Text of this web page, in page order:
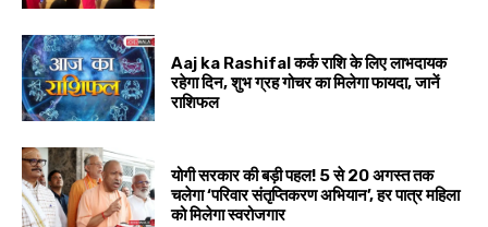
Aaj ka Rashifal कर्क राशि के लिए लाभदायक
रहेगा दिन, शुभ ग्रह गोचर का मिलेगा फायदा, जानें
राशिफल
योगी सरकार की बड़ी पहल! 5 से 20 अगस्त तक
चलेगा ‘परिवार संतृप्तिकरण अभियान’, हर पात्र महिला
को मिलेगा स्वरोजगार